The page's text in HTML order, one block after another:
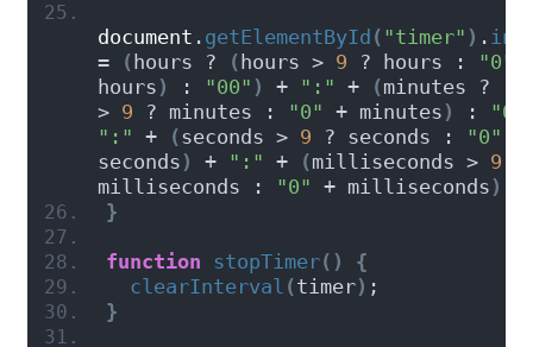
document . getElementById ( "timer" ) .
=
(hours ? (hours > 9 ? hours : "0"
hours ) : "00" ) + ":" + (minutes ?
> 9 ? minutes : "0" + minutes ) :
":" + (seconds > 9 ? seconds : "0"
seconds ) + ":" + (milliseconds > 9
milliseconds : "0" + milliseconds )
}
function stopTimer( )
{
clearInterval (timer) ;
}